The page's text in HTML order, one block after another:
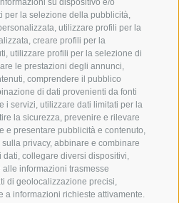
su dispositivo e/o
per la selezione della pubblicità,
utilizzare profili per la
creare profili per la
utilizzare profili per la selezione di
le prestazioni degli annunci,
comprendere il pubblico
di dati provenienti da fonti
i servizi, utilizzare dati limitati per la
la sicurezza, prevenire e rilevare
e presentare pubblicità e contenuto,
privacy, abbinare e combinare
collegare diversi dispositivi,
informazioni trasmesse
di geolocalizzazione precisi,
a informazioni richieste attivamente.
DELLO STELVIO
MAPPA DEL SITO | COOKIE POLICY | PRIVACY